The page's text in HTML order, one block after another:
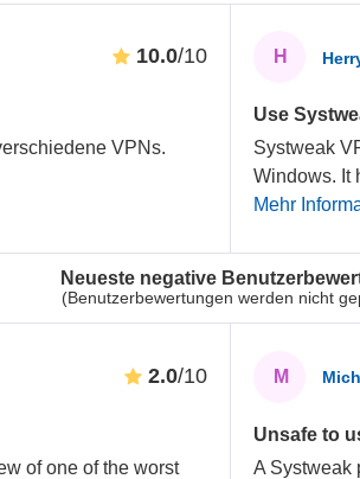
Neueste negative
(Benutzerbewertungen werden nicht
10.0/10
VPNs.
2.0/10
of one of the worst
H
Use
Systweak
Windows. It
Mehr
M
Unsafe to
A Systweak